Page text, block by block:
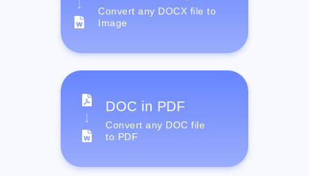
Convert any DOCX file to
Image
DOC in PDF
Convert any DOC file
to PDF